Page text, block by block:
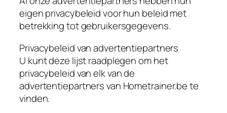
eigen privacybeleid voor hun beleid met
betrekking tot gebruikersgegevens.
Privacybeleid van advertentiepartners
U kunt deze lijst raadplegen om het
privacybeleid van elk van de
advertentiepartners van Hometrainer.be te
vinden.